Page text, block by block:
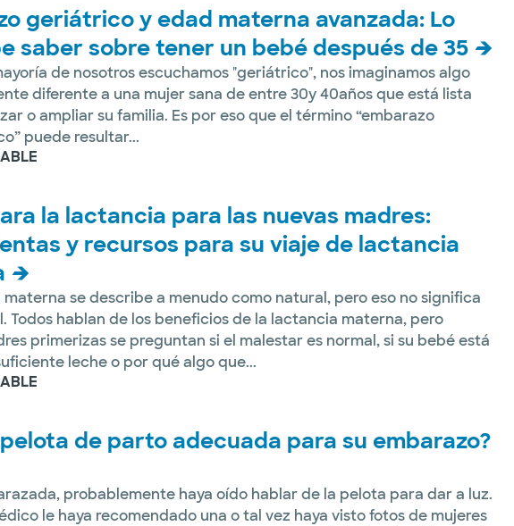
geriátrico y edad materna avanzada: Lo
saber sobre tener un bebé después de 35
de nosotros escuchamos "geriátrico", nos imaginamos algo
diferente a una mujer sana de entre 30y 40años que está lista
o ampliar su familia. Es por eso que el término “embarazo
puede resultar...
la lactancia para las nuevas madres:
y recursos para su viaje de lactancia
se describe a menudo como natural, pero eso no significa
Todos hablan de los beneficios de la lactancia materna, pero
primerizas se preguntan si el malestar es normal, si su bebé está
leche o por qué algo que...
pelota de parto adecuada para su embarazo?
probablemente haya oído hablar de la pelota para dar a luz.
le haya recomendado una o tal vez haya visto fotos de mujeres